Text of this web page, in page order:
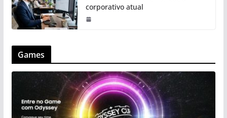
corporativo atual
Games